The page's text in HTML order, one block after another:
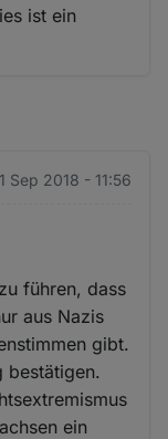
ist ein
Sep 2018 - 11:56
führen, dass
aus Nazis
gibt.
bestätigen.
ein